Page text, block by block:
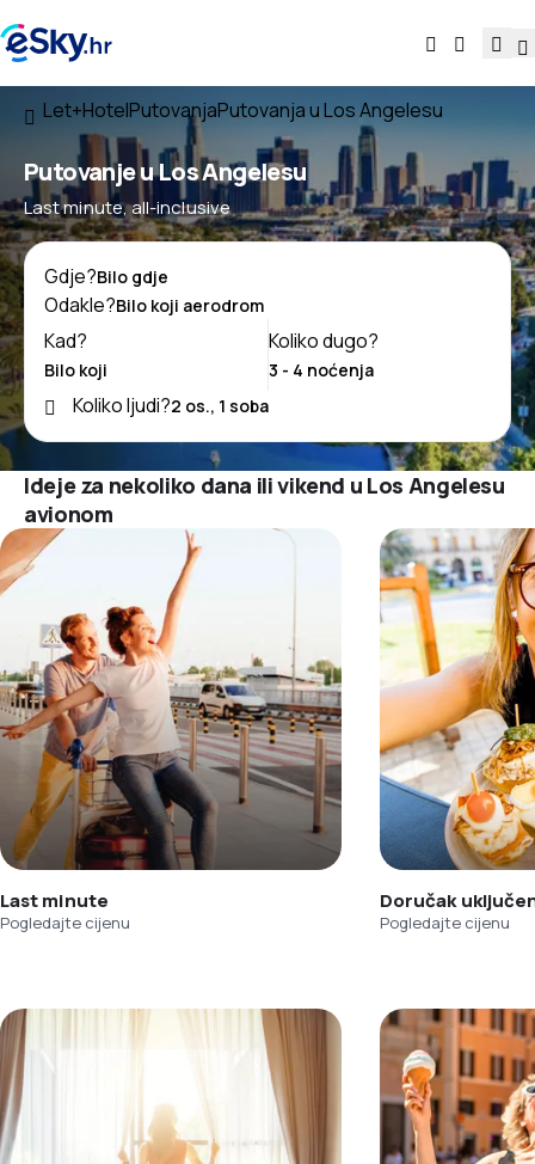
Let+HotelPutovanjaPutovanja u Los Angelesu
Putovanje u Los Angelesu
Last minute, all-inclusive
Gdje?
Odakle?
Kad?
Koliko dugo?
Koliko ljudi?
Ideje za nekoliko dana ili vikend u Los Angelesu
avionom
Last minute
Pogledajte cijenu
Doručak
Pogledajte cijenu